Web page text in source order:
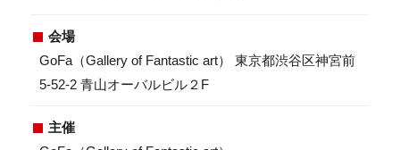
会場
GoFa（Gallery of Fantastic art） 東京都渋谷区神宮前
5-52-2 青山オーバルビル２F
主催